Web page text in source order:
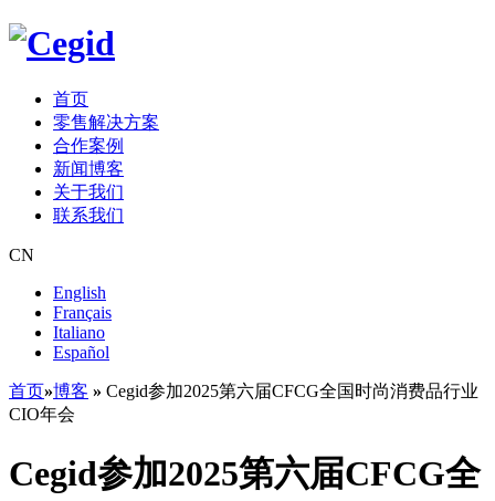
首页
零售解决方案
合作案例
新闻博客
关于我们
联系我们
CN
English
Français
Italiano
Español
首页»博客 » Cegid参加2025第六届CFCG全国时尚消费品行业
CIO年会
Cegid参加2025第六届CFCG全